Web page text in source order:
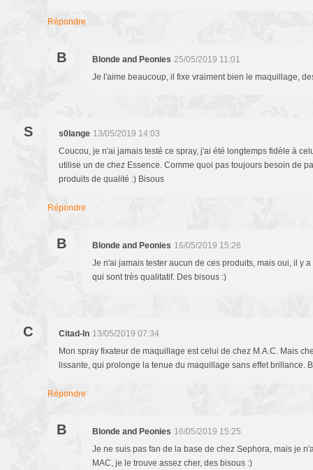
Répondre
B Blonde and Peonies 25/05/2019 11:01
Je l'aime beaucoup, il fixe vraiment bien le maquillage,
S s0lange 13/05/2019 14:03
Coucou, je n'ai jamais testé ce spray, j'ai été longtemps fidèle à
utilise un de chez Essence. Comme quoi pas toujours besoin de
produits de qualité :) Bisous
Répondre
B Blonde and Peonies 16/05/2019 15:26
Je n'ai jamais tester aucun de ces produits, mais oui, il y
qui sont très qualitatif. Des bisous :)
C Citad-In 13/05/2019 07:34
Mon spray fixateur de maquillage est celui de chez M.A.C. Mais
lissante, qui prolonge la tenue du maquillage sans effet brillance.
Répondre
B Blonde and Peonies 16/05/2019 15:25
Je ne suis pas fan de la base de chez Sephora, mais je
MAC, je le trouve assez cher, des bisous :)